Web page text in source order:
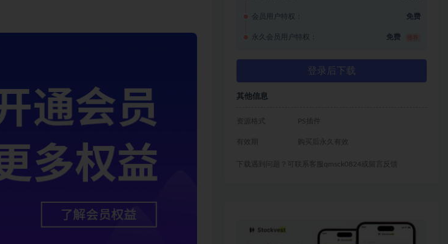
会员用户特权： 免费
永久会员用户特权： 免费
登录后下载
其他信息
资源格式 PS插件
有效期 购买后永久有效
下载遇到问题？可联系客服qmsck0824或留言反馈